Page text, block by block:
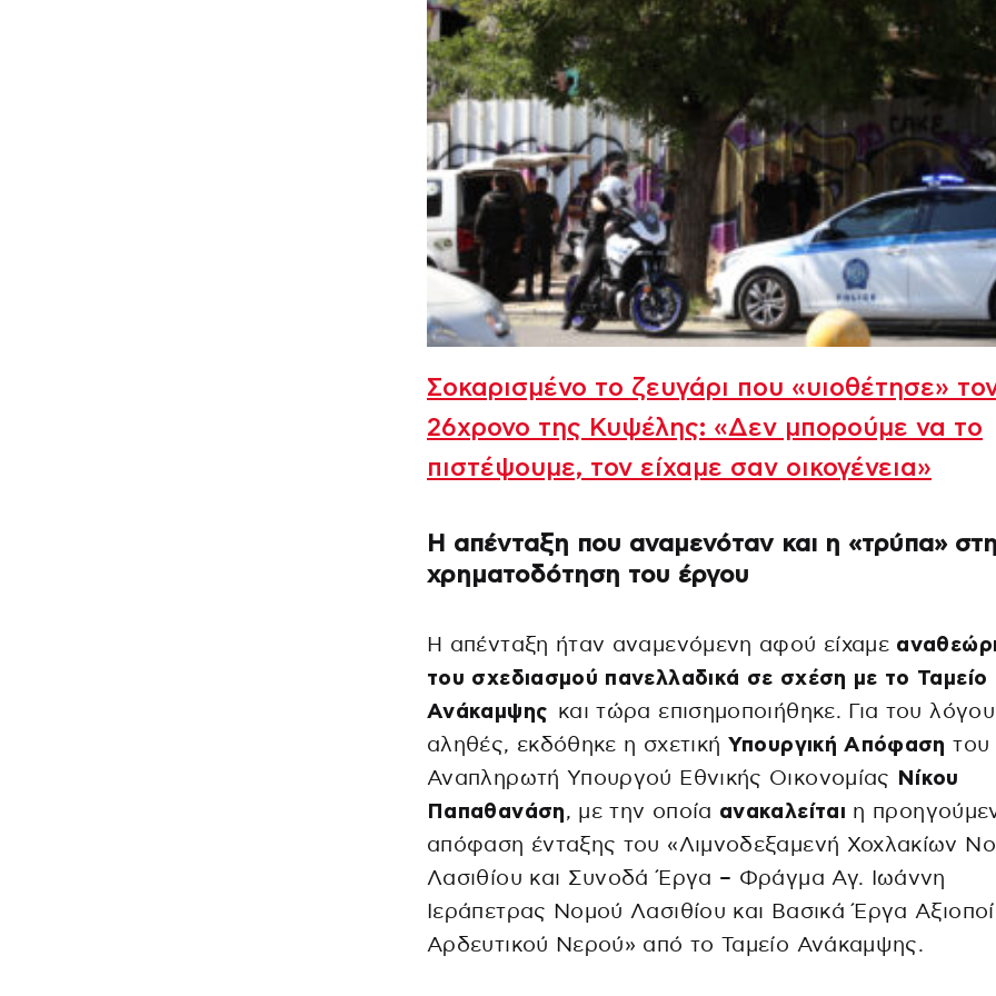
Σοκαρισμένο το ζευγάρι που «υιοθέτησε»
26χρονο της Κυψέλης: «Δεν μπορούμε να το
πιστέψουμε, τον είχαμε σαν οικογένεια»
Η απένταξη που αναμενόταν και η «τρύπα»
χρηματοδότηση του έργου
Η απένταξη ήταν αναμενόμενη αφού είχαμε
του σχεδιασμού πανελλαδικά σε σχέση με το Ταμείο
Ανάκαμψης και τώρα επισημοποιήθηκε. Για του
αληθές, εκδόθηκε η σχετική Υπουργική Απόφαση του
Αναπληρωτή Υπουργού Εθνικής Οικονομίας
Νίκου
Παπαθανάση, με την οποία ανακαλείται η
απόφαση ένταξης του «Λιμνοδεξαμενή Χοχλακίων
Λασιθίου και Συνοδά Έργα – Φράγμα Αγ. Ιωάννη
Ιεράπετρας Νομού Λασιθίου και Βασικά Έργα
Αρδευτικού Νερού» από το Ταμείο Ανάκαμψης.